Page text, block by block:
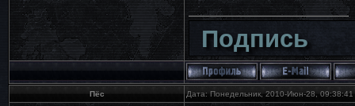
Подпись
Пёс Дата: Понедельник, 2010-Июн-28,